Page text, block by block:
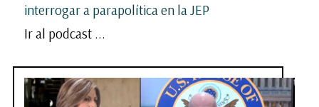
interrogar a parapolítica en la JEP
Ir al podcast ...